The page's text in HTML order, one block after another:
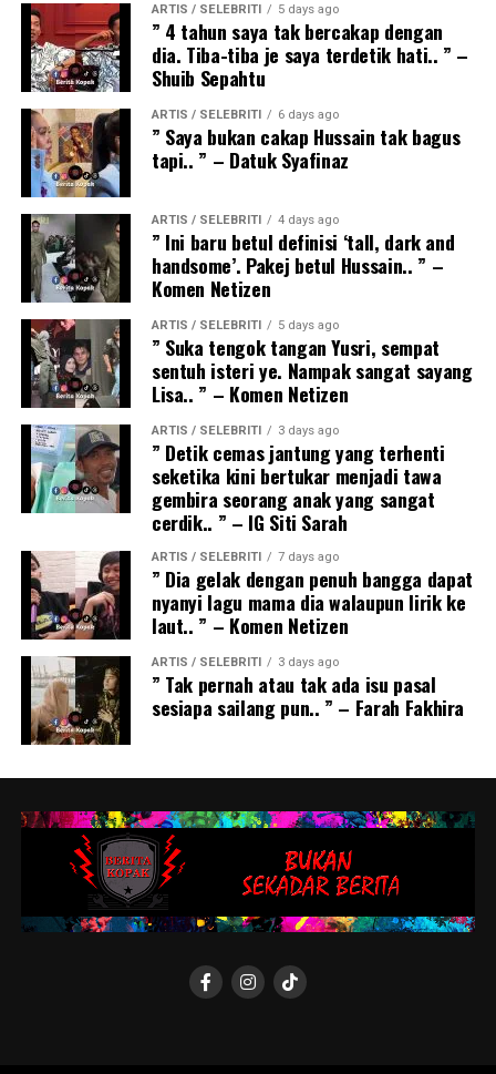
ARTIS / SELEBRITI 5 days ago
” 4 tahun saya tak bercakap dengan
dia. Tiba-tiba je saya terdetik hati.. ” –
Shuib Sepahtu
ARTIS / SELEBRITI 6 days ago
” Saya bukan cakap Hussain tak bagus
tapi.. ” – Datuk Syafinaz
ARTIS / SELEBRITI 4 days ago
” Ini baru betul definisi ‘tall, dark and
handsome’. Pakej betul Hussain.. ” –
Komen Netizen
ARTIS / SELEBRITI 5 days ago
” Suka tengok tangan Yusri, sempat
sentuh isteri ye. Nampak sangat sayang
Lisa.. ” – Komen Netizen
ARTIS / SELEBRITI 3 days ago
” Detik cemas jantung yang terhenti
seketika kini bertukar menjadi tawa
gembira seorang anak yang sangat
cerdik.. ” – IG Siti Sarah
ARTIS / SELEBRITI 7 days ago
” Dia gelak dengan penuh bangga dapat
nyanyi lagu mama dia walaupun lirik ke
laut.. ” – Komen Netizen
ARTIS / SELEBRITI 3 days ago
” Tak pernah atau tak ada isu pasal
sesiapa sailang pun.. ” – Farah Fakhira